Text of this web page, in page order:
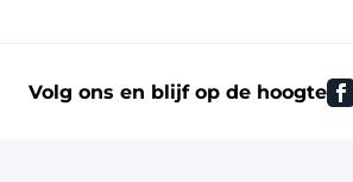
Volg ons en blijf op de hoogte